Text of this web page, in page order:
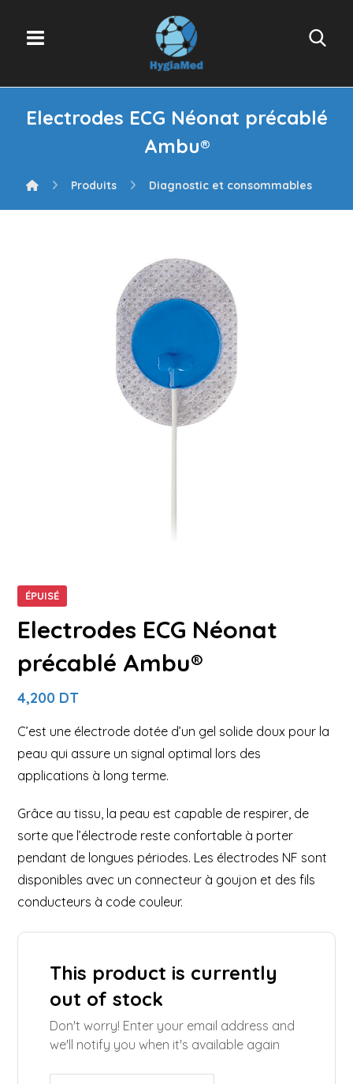
Electrodes ECG Néonat précablé
Ambu®
Produits Diagnostic et consommables
ÉPUISÉ
Electrodes ECG Néonat
précablé Ambu®
4,200 DT
C’est une électrode dotée d’un gel solide doux pour la
peau qui assure un signal optimal lors des
applications à long terme.
Grâce au tissu, la peau est capable de respirer, de
sorte que l’électrode reste confortable à porter
pendant de longues périodes. Les électrodes NF sont
disponibles avec un connecteur à goujon et des fils
conducteurs à code couleur.
This product is currently
out of stock
Don't worry! Enter your email address and
we'll notify you when it's available again